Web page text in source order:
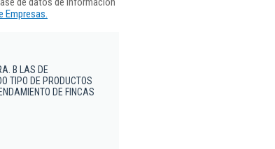
B LAS DE
TIPO DE PRODUCTOS
DE FINCAS